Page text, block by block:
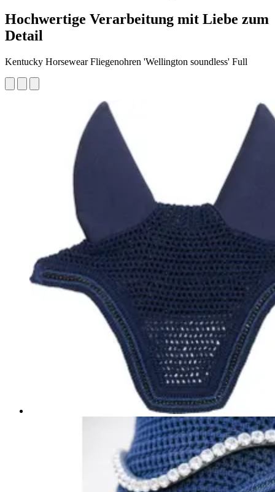
Hochwertige Verarbeitung mit Liebe zum
Detail
Kentucky Horsewear Fliegenohren 'Wellington soundless' Full